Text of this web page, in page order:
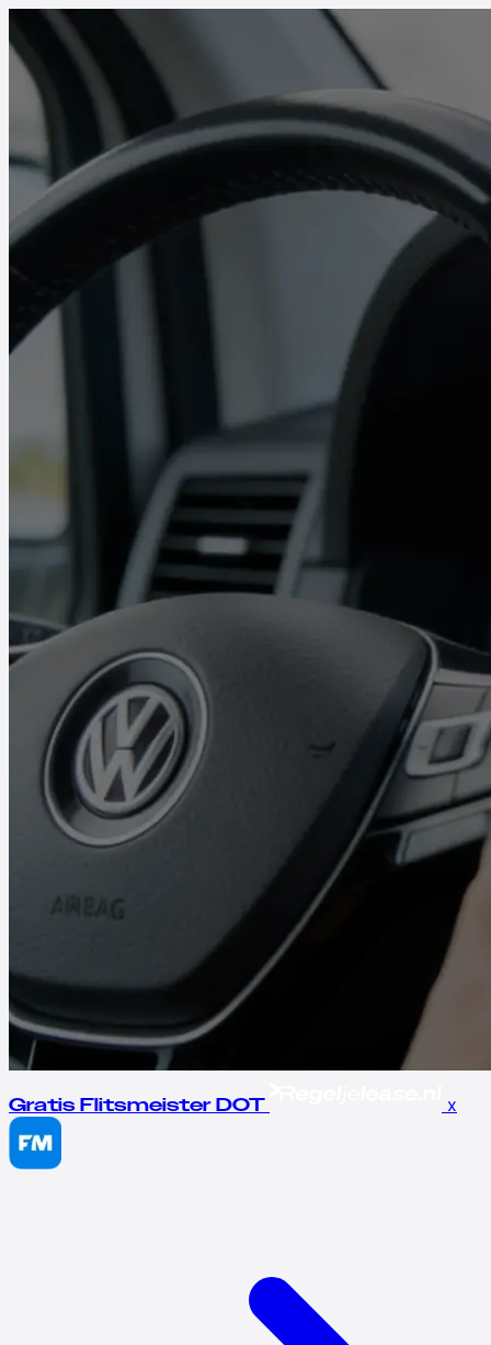
Gratis Flitsmeister DOT x